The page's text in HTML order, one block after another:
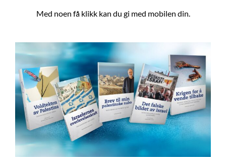
Med noen få klikk kan du gi med mobilen din.